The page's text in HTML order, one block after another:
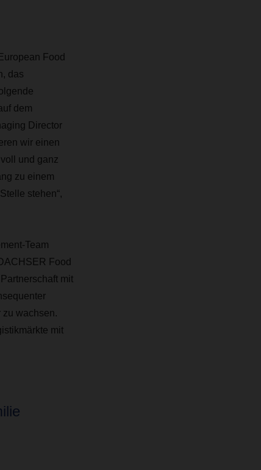
Food
das
dem
Director
wir einen
und ganz
zu einem
stehen“,
Team
Food
mit
wachsen.
mit